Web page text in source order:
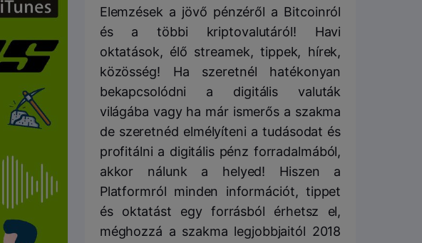
Elemzések a jövő pénzéről a Bitcoinról
és a többi kriptovalutáról! Havi
oktatások, élő streamek, tippek, hírek,
közösség! Ha szeretnél hatékonyan
bekapcsolódni a digitális valuták
világába vagy ha már ismerős a szakma
de szeretnéd elmélyíteni a tudásodat és
profitálni a digitális pénz forradalmából,
akkor nálunk a helyed! Hiszen a
Platformról minden információt, tippet
és oktatást egy forrásból érhetsz el,
méghozzá a szakma legjobbjaitól 2018